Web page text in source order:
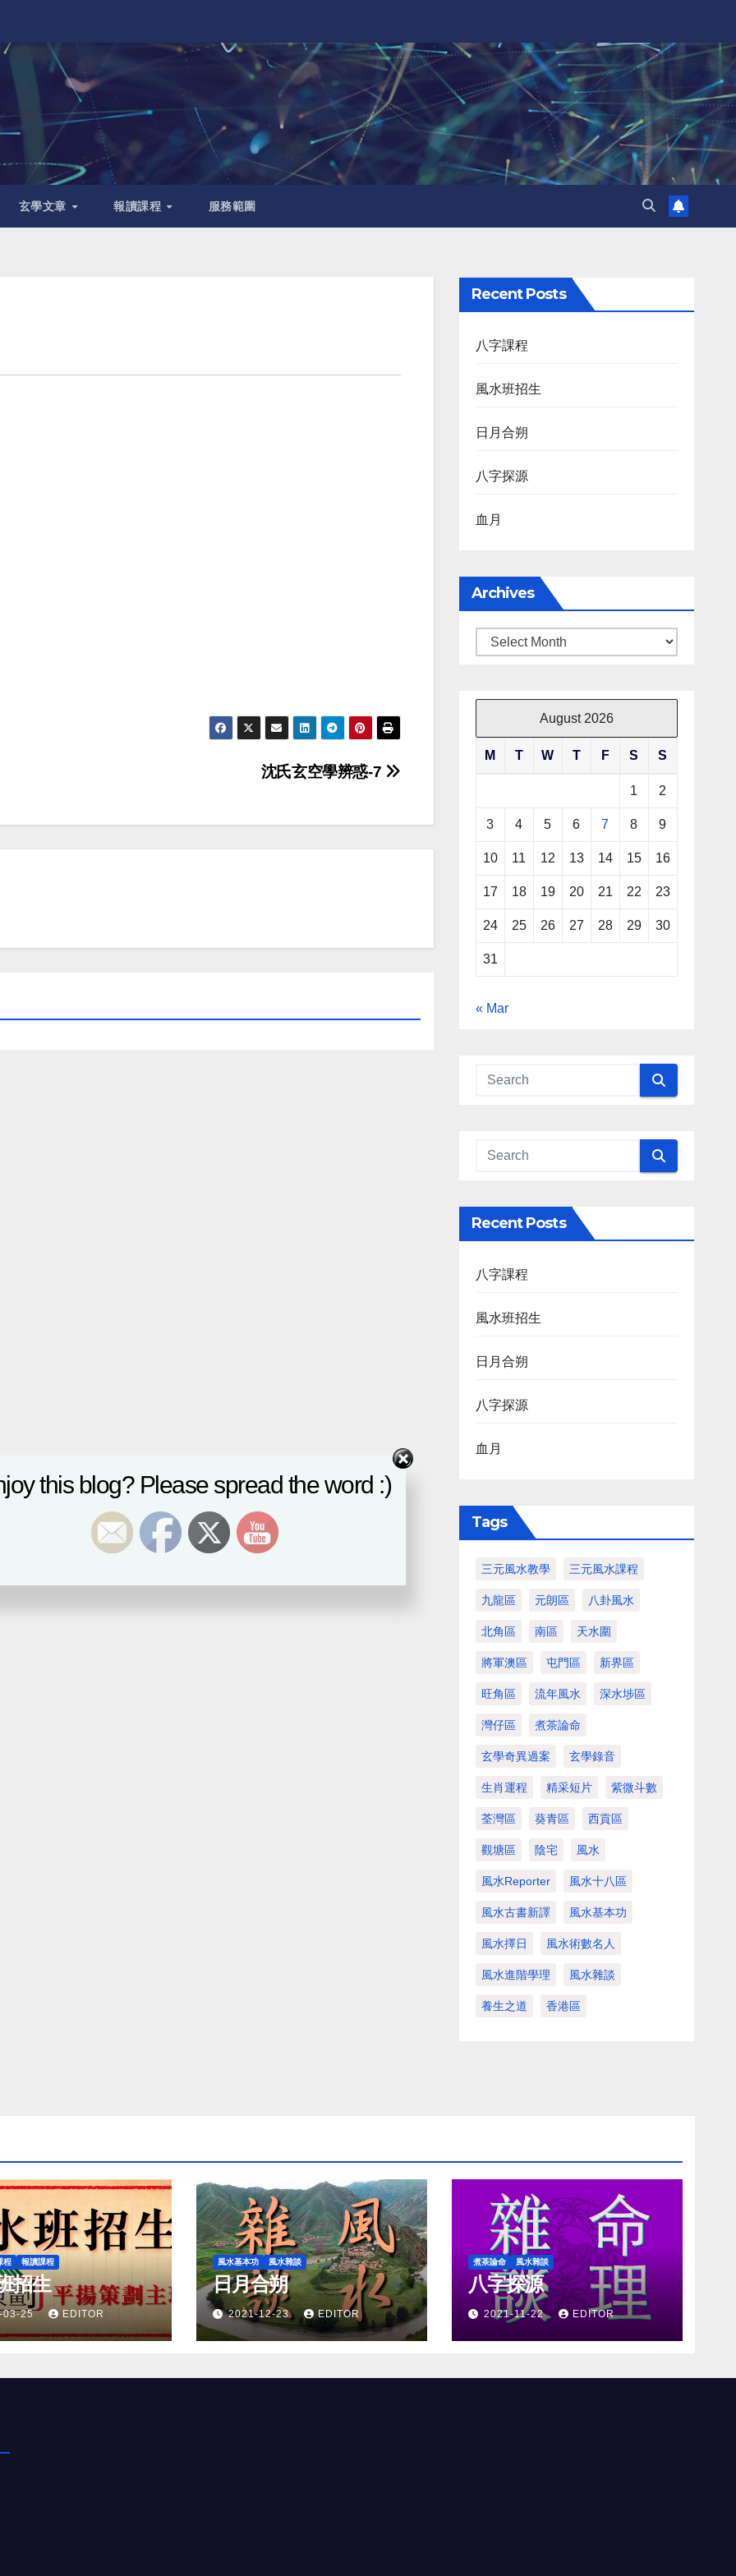
玄學文章 報讀課程 服務範圍
沈氏玄空學辨惑-7
Recent Posts
八字課程
風水班招生
日月合朔
八字探源
血月
Archives
Archives
August 2026
M T W T F S S
1 2
3 4 5 6 7 8 9
10 11 12 13 14 15 16
17 18 19 20 21 22 23
24 25 26 27 28 29 30
31
« Mar
Recent Posts
八字課程
風水班招生
日月合朔
八字探源
血月
Tags
三元風水教學 三元風水課程
九龍區 元朗區 八卦風水
北角區 南區 天水圍
將軍澳區 屯門區 新界區
旺角區 流年風水 深水埗區
灣仔區 煮茶論命
玄學奇異過案 玄學錄音
生肖運程 精采短片 紫微斗數
荃灣區 葵青區 西貢區
觀塘區 陰宅 風水
風水Reporter 風水十八區
風水古書新譯 風水基本功
風水擇日 風水術數名人
風水進階學理 風水雜談
養生之道 香港區
程 報讀課程
招生
03-25 EDITOR
風水基本功 風水雜談
日月合朔
2021-12-23 EDITOR
煮茶論命 風水雜談
八字探源
2021-11-22 EDITOR
this blog? Please spread the word :)